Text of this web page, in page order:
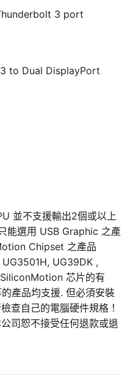
3 port
to Dual DisplayPort
並不支援輸出2個或以上
能選用 USB Graphic 之產
Chipset 之產品
UG39DK ,
芯片的有
產品均支援. 但必須安裝
查自己的電腦硬件規格！
司恕不接受任何退款或退